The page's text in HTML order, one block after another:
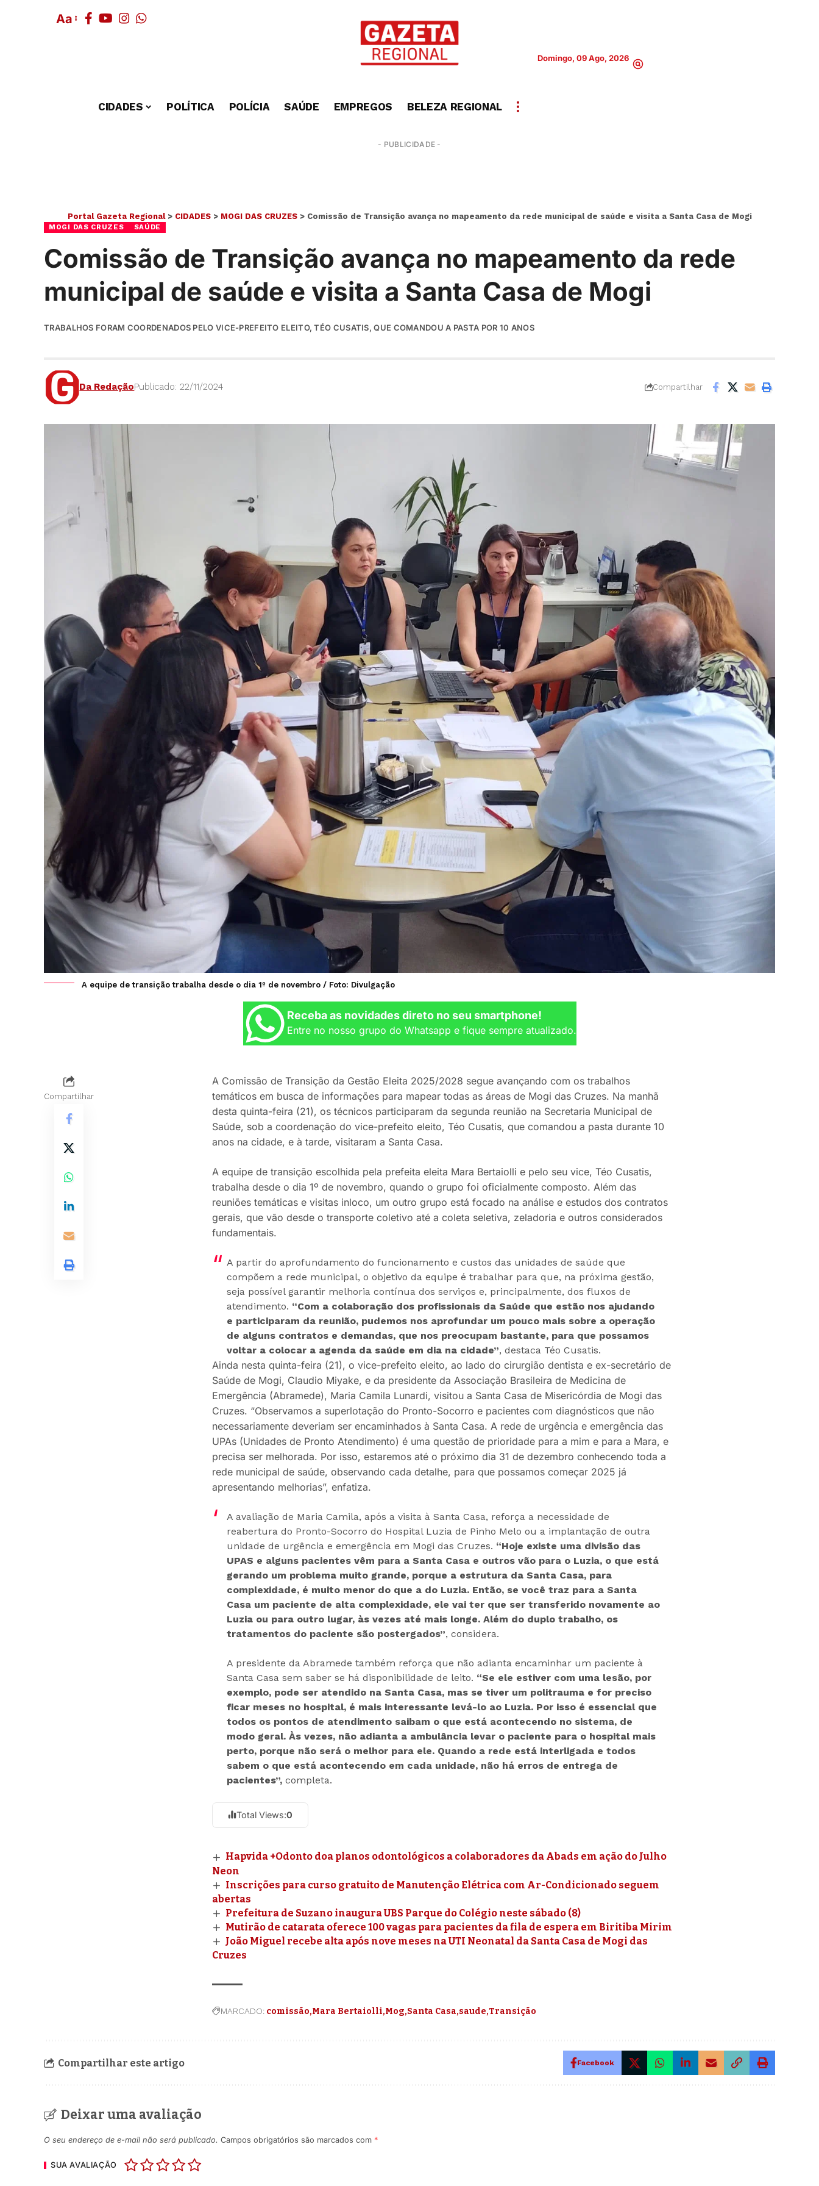
Aa
Domingo, 09 Ago, 2026
CIDADES POLÍTICA POLÍCIA SAÚDE EMPREGOS BELEZA REGIONAL
- PUBLICIDADE -
Portal Gazeta Regional> CIDADES> MOGI DAS CRUZES> Comissão de Transição avança no mapeamento da rede municipal de saúde e visita a Santa Casa de Mogi
MOGI DAS CRUZES SAÚDE
Comissão de Transição avança no mapeamento da rede
municipal de saúde e visita a Santa Casa de Mogi
TRABALHOS FORAM COORDENADOS PELO VICE-PREFEITO ELEITO, TÉO CUSATIS, QUE COMANDOU A PASTA POR 10 ANOS
Da RedaçãoPublicado: 22/11/2024 Compartilhar
A equipe de transição trabalha desde o dia 1º de novembro / Foto: Divulgação
Receba as novidades direto no seu smartphone!
Entre no nosso grupo do Whatsapp e fique sempre atualizado.
Compartilhar
A Comissão de Transição da Gestão Eleita 2025/2028 segue avançando com os trabalhos
temáticos em busca de informações para mapear todas as áreas de Mogi das Cruzes. Na manhã
desta quinta-feira (21), os técnicos participaram da segunda reunião na Secretaria Municipal de
Saúde, sob a coordenação do vice-prefeito eleito, Téo Cusatis, que comandou a pasta durante 10
anos na cidade, e à tarde, visitaram a Santa Casa.
A equipe de transição escolhida pela prefeita eleita Mara Bertaiolli e pelo seu vice, Téo Cusatis,
trabalha desde o dia 1º de novembro, quando o grupo foi oficialmente composto. Além das
reuniões temáticas e visitas inloco, um outro grupo está focado na análise e estudos dos contratos
gerais, que vão desde o transporte coletivo até a coleta seletiva, zeladoria e outros considerados
fundamentais.
A partir do aprofundamento do funcionamento e custos das unidades de saúde que
compõem a rede municipal, o objetivo da equipe é trabalhar para que, na próxima gestão,
seja possível garantir melhoria contínua dos serviços e, principalmente, dos fluxos de
atendimento. “Com a colaboração dos profissionais da Saúde que estão nos ajudando
e participaram da reunião, pudemos nos aprofundar um pouco mais sobre a operação
de alguns contratos e demandas, que nos preocupam bastante, para que possamos
voltar a colocar a agenda da saúde em dia na cidade”, destaca Téo Cusatis.
Ainda nesta quinta-feira (21), o vice-prefeito eleito, ao lado do cirurgião dentista e ex-secretário de
Saúde de Mogi, Claudio Miyake, e da presidente da Associação Brasileira de Medicina de
Emergência (Abramede), Maria Camila Lunardi, visitou a Santa Casa de Misericórdia de Mogi das
Cruzes. “Observamos a superlotação do Pronto-Socorro e pacientes com diagnósticos que não
necessariamente deveriam ser encaminhados à Santa Casa. A rede de urgência e emergência das
UPAs (Unidades de Pronto Atendimento) é uma questão de prioridade para a mim e para a Mara, e
precisa ser melhorada. Por isso, estaremos até o próximo dia 31 de dezembro conhecendo toda a
rede municipal de saúde, observando cada detalhe, para que possamos começar 2025 já
apresentando melhorias”, enfatiza.
A avaliação de Maria Camila, após a visita à Santa Casa, reforça a necessidade de
reabertura do Pronto-Socorro do Hospital Luzia de Pinho Melo ou a implantação de outra
unidade de urgência e emergência em Mogi das Cruzes. “Hoje existe uma divisão das
UPAS e alguns pacientes vêm para a Santa Casa e outros vão para o Luzia, o que está
gerando um problema muito grande, porque a estrutura da Santa Casa, para
complexidade, é muito menor do que a do Luzia. Então, se você traz para a Santa
Casa um paciente de alta complexidade, ele vai ter que ser transferido novamente ao
Luzia ou para outro lugar, às vezes até mais longe. Além do duplo trabalho, os
tratamentos do paciente são postergados”, considera.
A presidente da Abramede também reforça que não adianta encaminhar um paciente à
Santa Casa sem saber se há disponibilidade de leito. “Se ele estiver com uma lesão, por
exemplo, pode ser atendido na Santa Casa, mas se tiver um politrauma e for preciso
ficar meses no hospital, é mais interessante levá-lo ao Luzia. Por isso é essencial que
todos os pontos de atendimento saibam o que está acontecendo no sistema, de
modo geral. Às vezes, não adianta a ambulância levar o paciente para o hospital mais
perto, porque não será o melhor para ele. Quando a rede está interligada e todos
sabem o que está acontecendo em cada unidade, não há erros de entrega de
pacientes”, completa.
Total Views:0
Hapvida +Odonto doa planos odontológicos a colaboradores da Abads em ação do Julho
Neon
Inscrições para curso gratuito de Manutenção Elétrica com Ar-Condicionado seguem
abertas
Prefeitura de Suzano inaugura UBS Parque do Colégio neste sábado (8)
Mutirão de catarata oferece 100 vagas para pacientes da fila de espera em Biritiba Mirim
João Miguel recebe alta após nove meses na UTI Neonatal da Santa Casa de Mogi das
Cruzes
MARCADO: comissão Mara Bertaiolli Mog Santa Casa saude Transição
Compartilhar este artigo Facebook
Deixar uma avaliação
O seu endereço de e-mail não será publicado. Campos obrigatórios são marcados com *
SUA AVALIAÇÃO